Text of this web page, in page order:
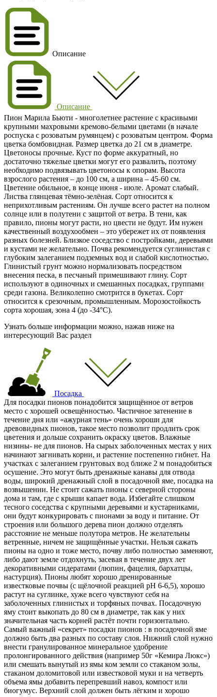
Описание
Описание
Пион Марила Бьюти - многолетнее растение с красивыми
крупными махровыми кремово-белыми цветами (в начале
роспуска с розоватым румянцем) с розоватым центром. Форма
цветка бомбовидная. Размер цветка до 21 см в диаметре.
Цветоносы прочные. Куст по форме аккуратный, но
достаточно тяжелые цветки могут его развалить, поэтому
необходимо подвязывать цветоносы к опорам. Высота
взрослого растения – до 100 см, а ширина – 45-60 см.
Цветение обильное, в конце июня - июле. Аромат слабый.
Листва глянцевая тёмно-зелёная. Сорт относится к
неприхотливым растениям. Он лучше всего растет на полном
солнце или в полутени с защитой от ветра. В тени, как
правило, пионы могут расти, но цвести не будут. Им нужен
качественный воздухообмен – это убережет их от появления
разных болезней. Близкое соседство с постройками, деревьями
и кустами не желательно. Почва рекомендуется суглинистая с
глубоким залеганием подземных вод и слабой кислотностью.
Глинистый грунт можно нормализовать посредством
внесения песка, в песчаный примешивают глину. Сорт
используют в одиночных и смешанных посадках, группами
среди газона. Великолепно смотрится в букетах. Сорт
относится к срезочным, промышленным. Морозостойкость
сорта хорошая, зона 4 (до -34°С).
Узнать больше информации можно, нажав ниже на
интересующий Вас раздел
Посадка
Для посадки пионов понадобится защищённое от ветров
место с хорошей освещённостью. Частичное затенение в
течение дня или «ажурная тень» очень хороши для
древовидных пионов, такое место позволит продлить срок
цветения и дольше сохранить окраску цветов. Влажные
низины- не для пионов. На сырых заболоченных местах у них
начинают загнивать корни, и растение постепенно гибнет. На
участках с залеганием грунтовых вод ближе 2 м понадобиться
осушение. Это могут быть дренажные канавы для отвода
воды, широкий дренажный слой в посадочной яме, посадка на
возвышении. Не стоит сажать пионы с северной стороны
дома и там, где с крыши капает вода. Избегайте слишком
тесного соседства с крупными деревьями и кустарниками,
они будут конкурировать с пионами за воду и питание. От
строения или большого дерева пион должно отделять
расстояние не меньше полутора метров. Не желательны
ветренные, ничем не защищённые участки. Нельзя сажать
пионы на одно и тоже место, почву либо полностью заменяют,
либо дают земле отдохнуть, засевая в течение двух лет
декоративными сидератами (люпин, фацелия, бархатцы,
настурция). Пионы любят хорошо дренированные
известковые почвы (с щёлочной реакцией рН 6-6,5), хорошо
растут на суглинке, хуже всего чувствуют себя на
заболоченных глинистых и торфяных почвах. Посадочную
яму стоит выкопать до 80 см в диаметре, так как у них
значительная часть корней растёт почти горизонтально.
Самый важный «секрет» посадки пионов : в посадочной яме
должно быть два разных по составу слоя. Нижний слой нужно
внести гранулированное минеральное удобрение
пролонгированного действия (например 50г «Кемира Люкс»)
или смешать вынутый из ямы ком земли со стаканом золы,
стаканом доломитовой или известковой муки и на четверть
объема ямы добавить перепревший навоз, компост или
биогумус. Верхний слой должен быть лёгким и хорошо